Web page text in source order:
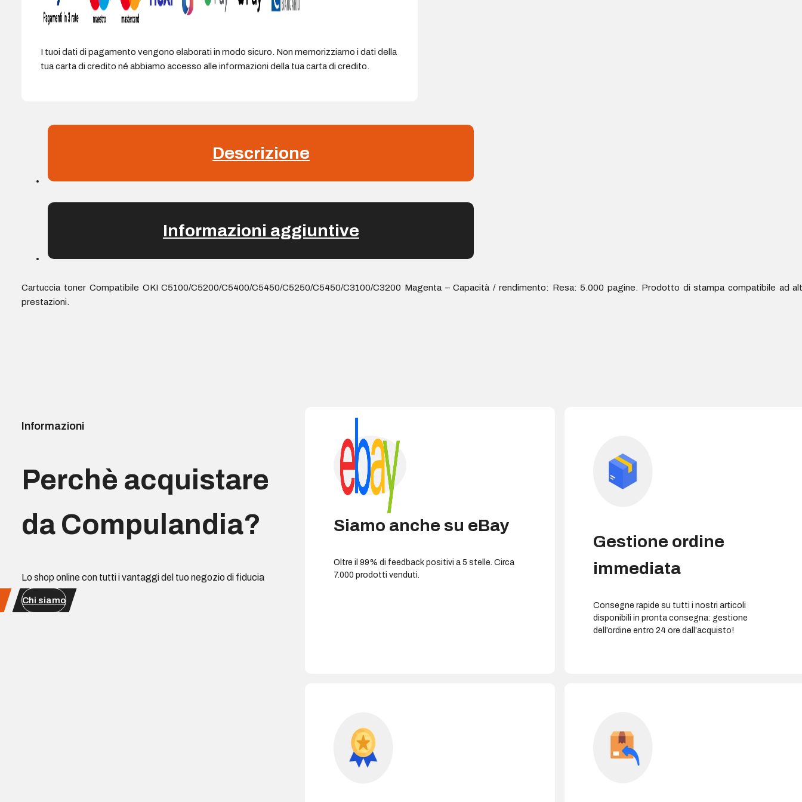
I tuoi dati di pagamento vengono elaborati in modo sicuro. Non memorizziamo i dati della
tua carta di credito né abbiamo accesso alle informazioni della tua carta di credito.
Descrizione
Informazioni aggiuntive
Cartuccia toner Compatibile OKI C5100/C5200/C5400/C5450/C5250/C5450/C3100/C3200 Magenta – Capacità / rendimento: Resa: 5.000 pagine. Prodotto di stampa compatibile ad
prestazioni.
Informazioni
Perchè acquistare
da Compulandia?
Lo shop online con tutti i vantaggi del tuo negozio di fiducia
Chi siamo
Siamo anche su eBay
Oltre il 99% di feedback positivi a 5 stelle. Circa
7.000 prodotti venduti.
Gestione ordine
immediata
Consegne rapide su tutti i nostri articoli
disponibili in pronta consegna: gestione
dell’ordine entro 24 ore dall’acquisto!